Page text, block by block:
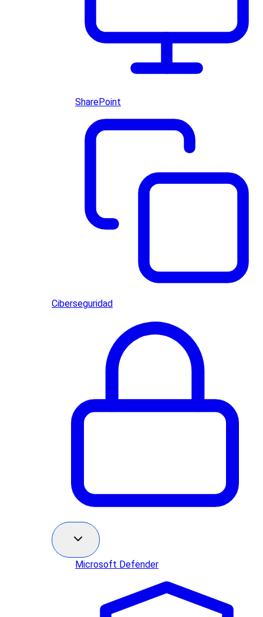
SharePoint
Ciberseguridad
Microsoft Defender